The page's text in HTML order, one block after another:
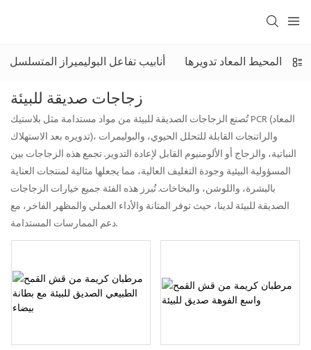
أنابيب تفاعل البوليميراز المتسلسل أنابيب المحيط المعاد تدويرها
زجاجات صديقة للبيئة
تُصنع الزجاجات الصديقة للبيئة من مواد مستدامة مثل بلاستيك PCR (المعاد
تدويره بعد الاستهلاك)، والراتنجات القابلة للتحلل الحيوي، والبوليمرات
النباتية، والزجاج أو الألومنيوم القابل لإعادة التدوير. تجمع هذه الزجاجات بين
المسؤولية البيئية وجودة التغليف العالية، مما يجعلها مثالية لمنتجات العناية
بالبشرة، واللوشن، والبخاخات. تُبرز هذه الفئة جميع خيارات الزجاجات
الصديقة للبيئة لدينا، حيث توفر المتانة والأداء العملي والمظهر الفاخر، مع
دعم الممارسات المستدامة.